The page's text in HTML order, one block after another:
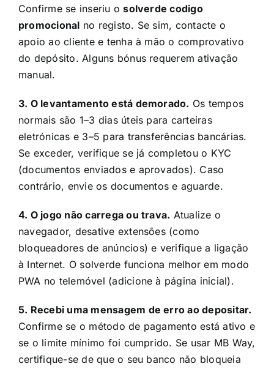
Confirme se inseriu osolverde codigo
promocional no registo. Se sim, contacte o
apoio ao cliente e tenha à mão o comprovativo
do depósito. Alguns bónus requerem ativação
manual.
3. O levantamento está demorado. Os tempos
normais são 1–3 dias úteis para carteiras
eletrónicas e 3–5 para transferências bancárias.
Se exceder, verifique se já completou o KYC
(documentos enviados e aprovados). Caso
contrário, envie os documentos e aguarde.
4. O jogo não carrega ou trava. Atualize o
navegador, desative extensões (como
bloqueadores de anúncios) e verifique a ligação
à Internet. O solverde funciona melhor em modo
PWA no telemóvel (adicione à página inicial).
5. Recebi uma mensagem de erro ao depositar.
Confirme se o método de pagamento está ativo e
se o limite mínimo foi cumprido. Se usar MB Way,
certifique-se de que o seu banco não bloqueia